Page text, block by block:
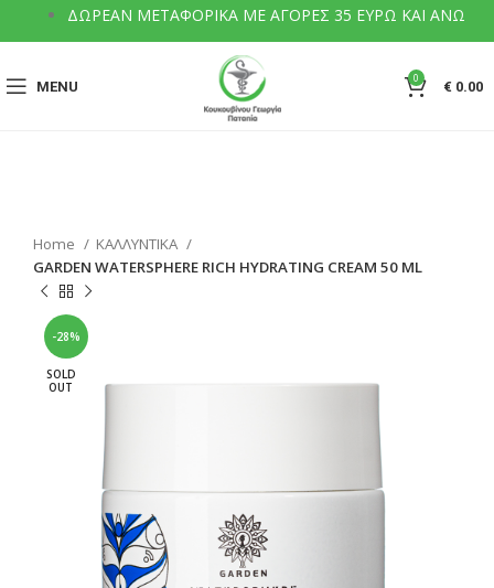
ΔΩΡΕΑΝ ΜΕΤΑΦΟΡΙΚΑ ΜΕ ΑΓΟΡΕΣ 35 ΕΥΡΩ ΚΑΙ ΑΝΩ
MENU 0 € 0.00
Home
ΚΑΛΛΥΝΤΙΚΑ
GARDEN WATERSPHERE RICH HYDRATING CREAM 50 ML
-28%
SOLD
OUT